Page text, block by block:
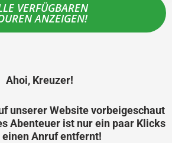
VERFÜGBAREN
ANZEIGEN!
Ahoi, Kreuzer!
unserer Website vorbeigeschaut
Abenteuer ist nur ein paar Klicks
einen Anruf entfernt!